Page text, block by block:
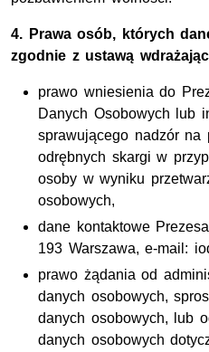
4. Prawa osób, których
zgodnie z ustawą
prawo wniesienia do
Danych Osobowych lub
sprawującego nadzór na
odrębnych skargi w
osoby w wyniku
osobowych,
dane kontaktowe
193 Warszawa, e-mail:
prawo żądania od
danych osobowych,
danych osobowych, lub
danych osobowych